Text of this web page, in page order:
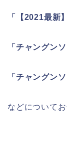
「【2021最新
「チャングン
「チャングン
などについてお